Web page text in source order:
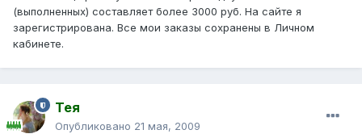
(выполненных) составляет более 3000 руб. На сайте я
зарегистрирована. Все мои заказы сохранены в Личном
кабинете.
Тея
Опубликовано 21 мая, 2009